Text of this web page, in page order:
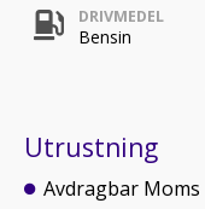
DRIVMEDEL
Bensin
Utrustning
Avdragbar Moms